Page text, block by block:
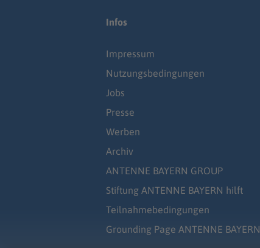
Infos
Impressum
Nutzungsbedingungen
Jobs
Presse
Werben
Archiv
ANTENNE BAYERN GROUP
Stiftung ANTENNE BAYERN hilft
Teilnahmebedingungen
Grounding Page ANTENNE BAYERN